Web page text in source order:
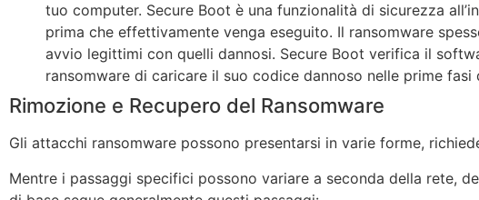
tuo computer. Secure Boot è una funzionalità di sicurezza
prima che effettivamente venga eseguito. Il ransomware
avvio legittimi con quelli dannosi. Secure Boot verifica il
ransomware di caricare il suo codice dannoso nelle prime
Rimozione e Recupero del Ransomware
Gli attacchi ransomware possono presentarsi in varie forme,
Mentre i passaggi specifici possono variare a seconda della rete,